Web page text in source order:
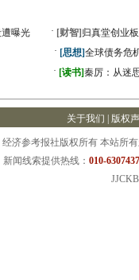
曝光 · [财智] 归真堂创业
· [思想]全球债务危
· [读书]秦厉：从迷
关于我们 版权
经济参考报社版权所有 本站所
新闻线索提供热线： 010-